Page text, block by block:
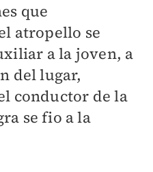
que
atropello se
a la joven, a
del lugar,
conductor de la
se fio a la